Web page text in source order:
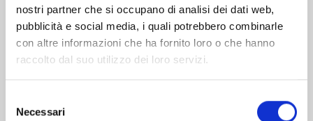
nostri partner che si occupano di analisi dei dati web,
pubblicità e social media, i quali potrebbero combinarle
con altre informazioni che ha fornito loro o che hanno
raccolto dal suo utilizzo dei loro servizi.
delNecessari